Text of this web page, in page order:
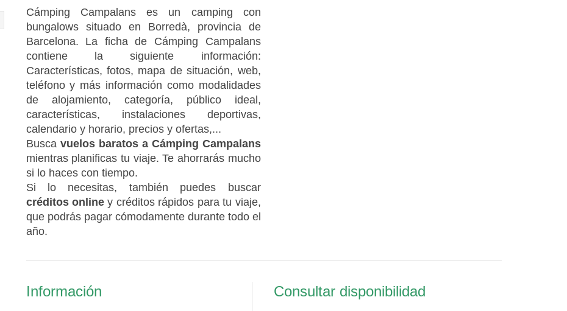
Cámping Campalans es un camping con
bungalows situado en Borredà, provincia de
Barcelona. La ficha de Cámping Campalans
contiene la siguiente información:
Características, fotos, mapa de situación, web,
teléfono y más información como modalidades
de alojamiento, categoría, público ideal,
características, instalaciones deportivas,
calendario y horario, precios y ofertas,...
Busca vuelos baratos a Cámping Campalans
mientras planificas tu viaje. Te ahorrarás mucho
si lo haces con tiempo.
Si lo necesitas, también puedes buscar
créditos onliney créditos rápidos para tu viaje,
que podrás pagar cómodamente durante todo el
año.
Información Consultar disponibilidad